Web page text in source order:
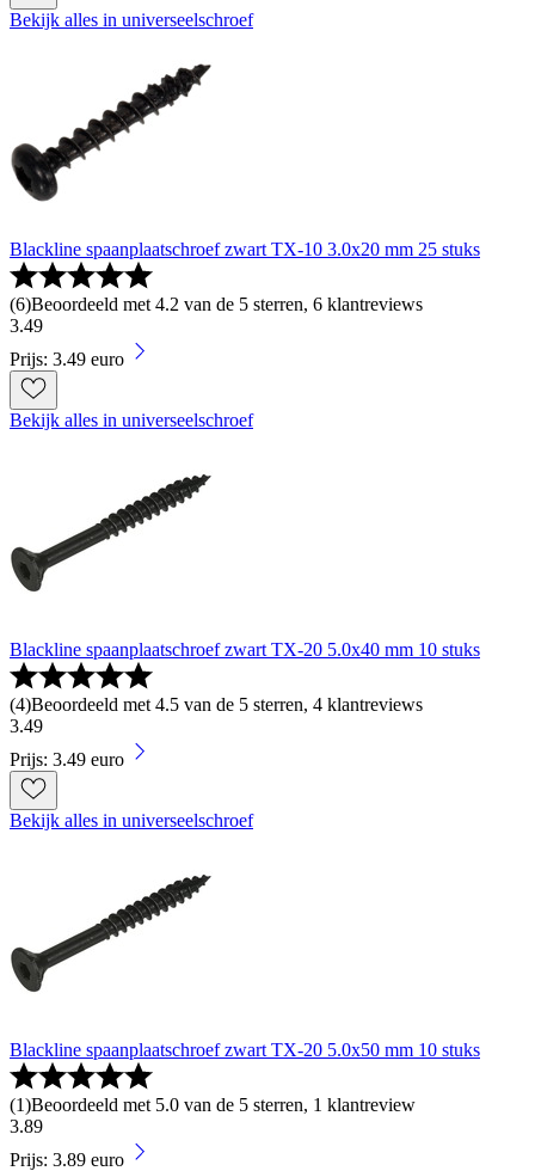
Bekijk alles in universeelschroef
Blackline spaanplaatschroef zwart TX-10 3.0x20 mm 25 stuks
(6)Beoordeeld met 4.2 van de 5 sterren, 6 klantreviews
3.49
Prijs: 3.49 euro
Bekijk alles in universeelschroef
Blackline spaanplaatschroef zwart TX-20 5.0x40 mm 10 stuks
(4)Beoordeeld met 4.5 van de 5 sterren, 4 klantreviews
3.49
Prijs: 3.49 euro
Bekijk alles in universeelschroef
Blackline spaanplaatschroef zwart TX-20 5.0x50 mm 10 stuks
(1)Beoordeeld met 5.0 van de 5 sterren, 1 klantreview
3.89
Prijs: 3.89 euro